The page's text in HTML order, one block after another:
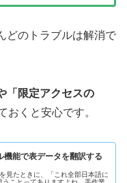
どのトラブルは解消で
「限定アクセスの
おくと安心です。
能で表データを翻訳する
見たときに、「これ全部日本語に